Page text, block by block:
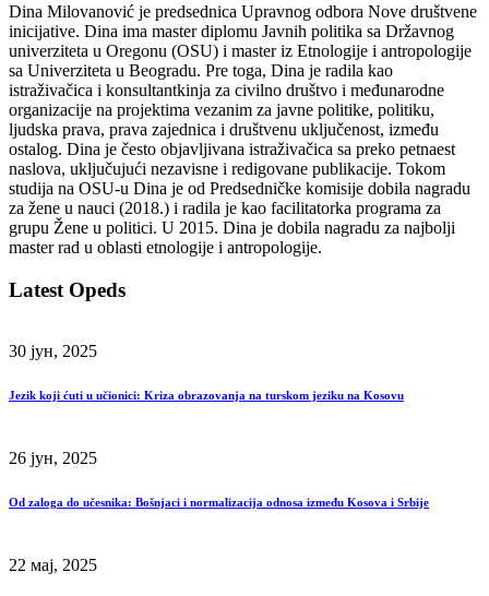
Dina Milovanović je predsednica Upravnog odbora Nove društvene
inicijative. Dina ima master diplomu Javnih politika sa Državnog
univerziteta u Oregonu (OSU) i master iz Etnologije i antropologije
sa Univerziteta u Beogradu. Pre toga, Dina je radila kao
istraživačica i konsultantkinja za civilno društvo i međunarodne
organizacije na projektima vezanim za javne politike, politiku,
ljudska prava, prava zajednica i društvenu uključenost, između
ostalog. Dina je često objavljivana istraživačica sa preko petnaest
naslova, uključujući nezavisne i redigovane publikacije. Tokom
studija na OSU-u Dina je od Predsedničke komisije dobila nagradu
za žene u nauci (2018.) i radila je kao facilitatorka programa za
grupu Žene u politici. U 2015. Dina je dobila nagradu za najbolji
master rad u oblasti etnologije i antropologije.
Latest Opeds
30 јун, 2025
Jezik koji ćuti u učionici: Kriza obrazovanja na turskom jeziku na Kosovu
26 јун, 2025
Od zaloga do učesnika: Bošnjaci i normalizacija odnosa između Kosova i Srbije
22 мај, 2025